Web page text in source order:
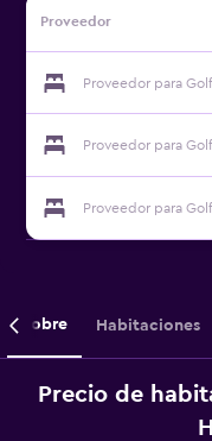
Proveedor
Proveedor para
Proveedor para
Proveedor para
Sobre Habitaciones
Precio de